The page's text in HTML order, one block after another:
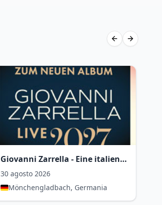
Previous slide
Next
Giovanni Zarrella - Eine italienische Sommernacht
30 agosto 2026
Mönchengladbach, Germania